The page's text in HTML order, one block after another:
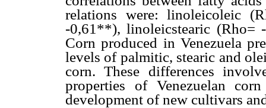
relations were: linoleicoleic
-0,61**), linoleicstearic
Corn produced in Venezuela
levels of palmitic, stearic and
corn. These differences
properties of Venezuelan
development of new cultivars